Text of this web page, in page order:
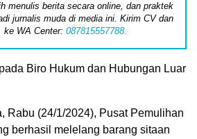
menulis berita secara online, dan praktek
jurnalis muda di media ini. Kirim CV dan
ke WA Center: 087815557788.
Biro Hukum dan Hubungan Luar
Rabu (24/1/2024), Pusat Pemulihan
berhasil melelang barang sitaan